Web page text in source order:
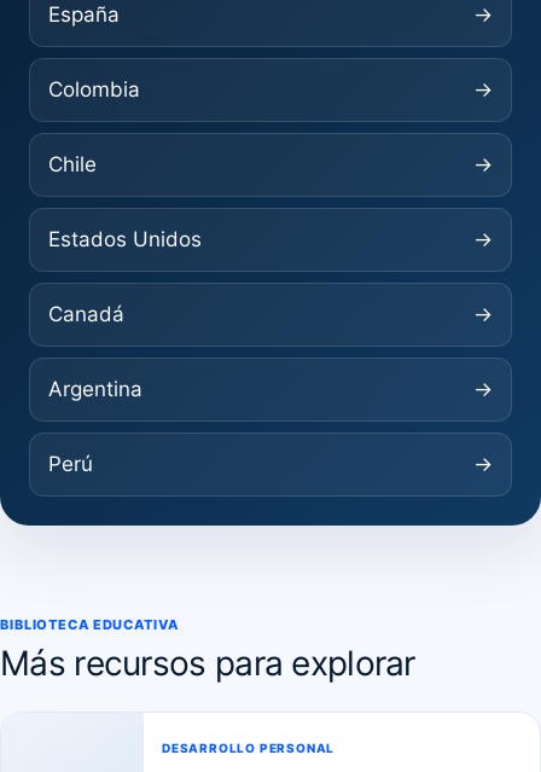
España →
Colombia →
Chile →
Estados Unidos →
Canadá →
Argentina →
Perú →
BIBLIOTECA EDUCATIVA
Más recursos para explorar
DESARROLLO PERSONAL